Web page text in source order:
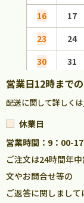
16
17
23
24
30
31
営業日12時まで
配送に関して詳しくは
休業日
営業時間：9：00-
ご注文は24時間年
文やお問合せ等の
ご返答に関しまして